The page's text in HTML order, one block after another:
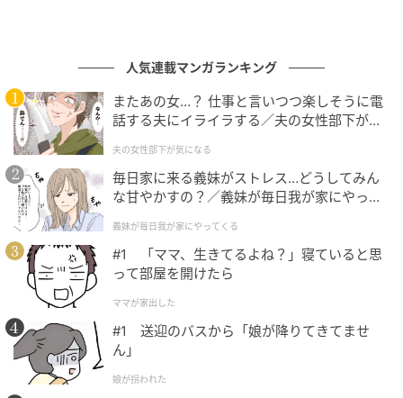
次の記事
ツイッギーというひとりの魅力的な女性の生
きざまに惹きつけられる1本
の記事をもっとみる
人気連載マンガランキング
またあの女…？ 仕事と言いつつ楽しそうに電
話する夫にイライラする／夫の女性部下が気
夫の女性部下が気になる
毎日家に来る義妹がストレス…どうしてみん
な甘やかすの？／義妹が毎日我が家にやって
が】
義妹が毎日我が家にやってくる
#1 「ママ、生きてるよね？」寝ていると思
って部屋を開けたら
ママが家出した
#1 送迎のバスから「娘が降りてきてませ
ん」
娘が拐われた